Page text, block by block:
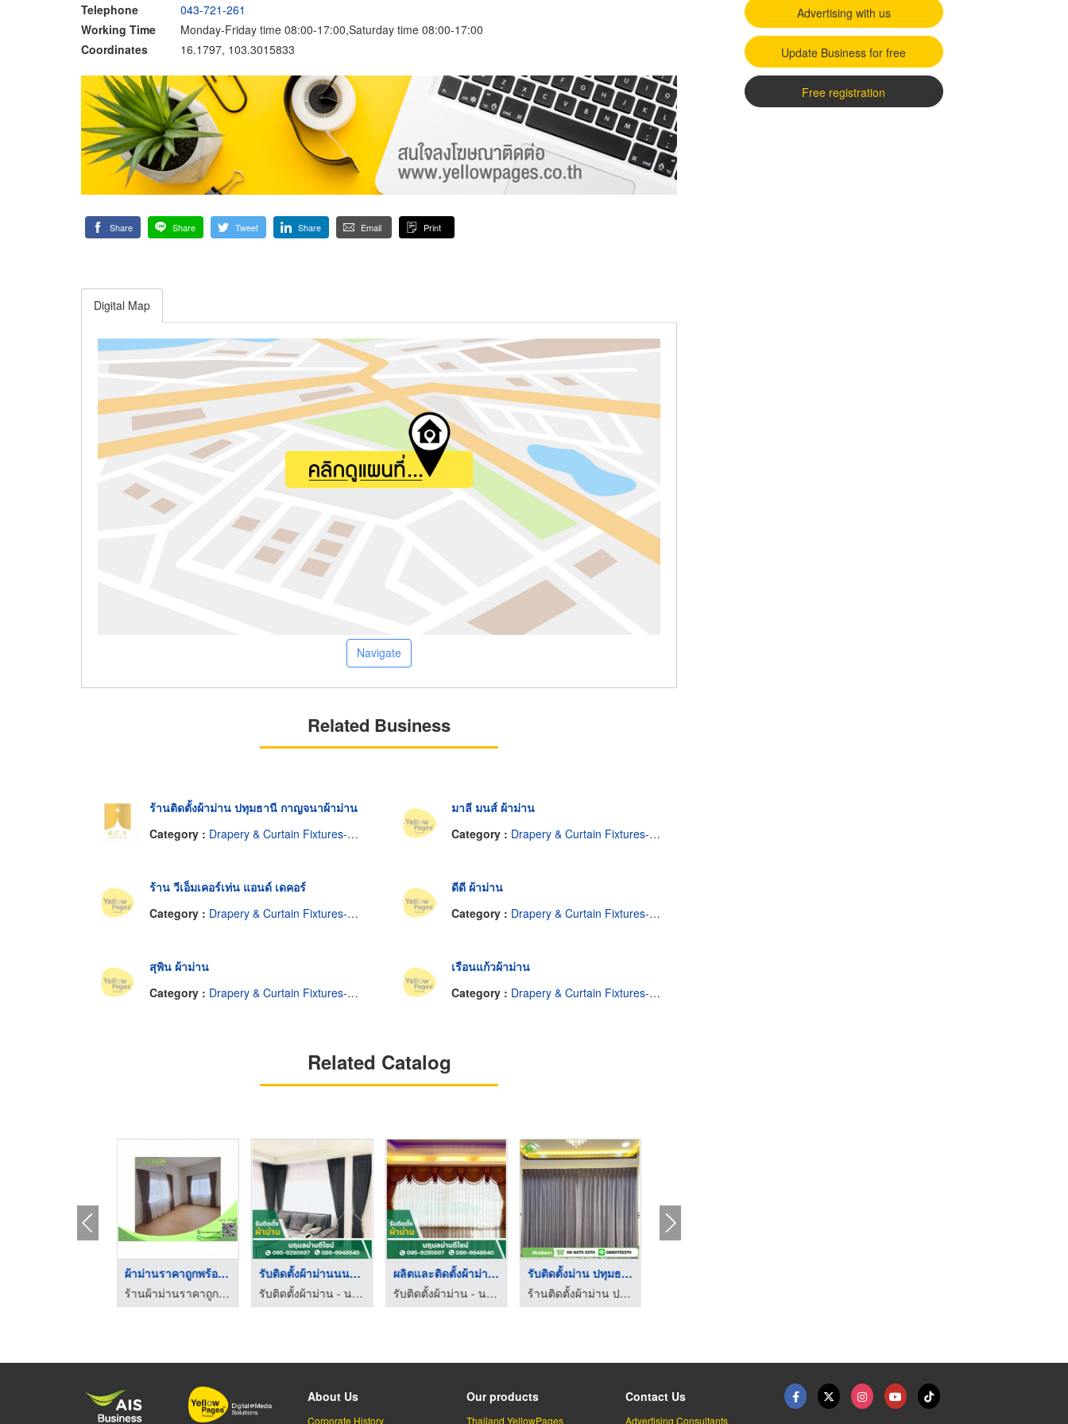
Telephone
043-721-261
Working Time
Monday-Friday time 08:00-17:00,Saturday time 08:00-17:00
Coordinates
16.1797, 103.3015833
Share Share Tweet Share Email Print
Digital Map
Navigate
Related Business
ร้านติดตั้งผ้าม่าน ปทุมธานี กาญจนาผ้าม่าน
Category : Drapery & Curtain Fixtures-Retail
มาลี มนส์ ผ้าม่าน
Category : Drapery & Curtain Fixtures-Retail
ร้าน วีเอ็มเคอร์เท่น แอนด์ เดคอร์
Category : Drapery & Curtain Fixtures-Retail
ดีดี ผ้าม่าน
Category : Drapery & Curtain Fixtures-Retail
สุพิน ผ้าม่าน
Category : Drapery & Curtain Fixtures-Retail
เรือนแก้วผ้าม่าน
Category : Drapery & Curtain Fixtures-Retail
Related Catalog
ม่านปรับแสง ศรีราชา
ร้านผ้าม่านราคาถูก ศรีราชา
รับติดตั้งผ้าม่าน ศร ...
ร้านผ้าม่านราคาถูก ศรีราชา
ผ้าม่านราคาถูกพร้อมต ...
ร้านผ้าม่านราคาถูก ศรีราชา
รับติดตั้งผ้าม่านนนท ...
รับติดตั้งผ้าม่าน - นฤมลม่านดีไซน์
Advertising with us
Update Business for free
Free registration
About Us
Corporate History
Our products
Thailand YellowPages
Contact Us
Advertising Consultants